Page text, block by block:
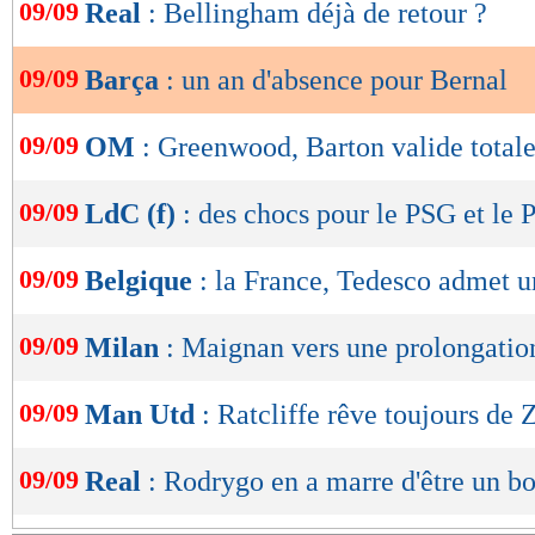
de
OK
09/09 Real : Bellingham déjà de retour ?
09/09 Barça : un an d'absence pour Bernal
09/09 OM : Greenwood, Barton valide
09/09 LdC (f) : des chocs pour le PSG et le
09/09 Belgique : la France, Tedesco admet
09/09 Milan : Maignan vers une
09/09 Man Utd : Ratcliffe rêve toujours de
09/09 Real : Rodrygo en a marre d'être un